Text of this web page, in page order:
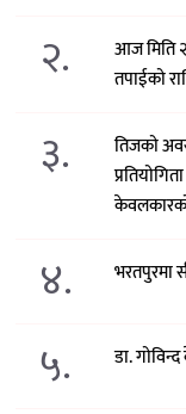
२.
आज मिति
तपाईको
३.
तिजको
४. भरतपुरमा
५. डा.